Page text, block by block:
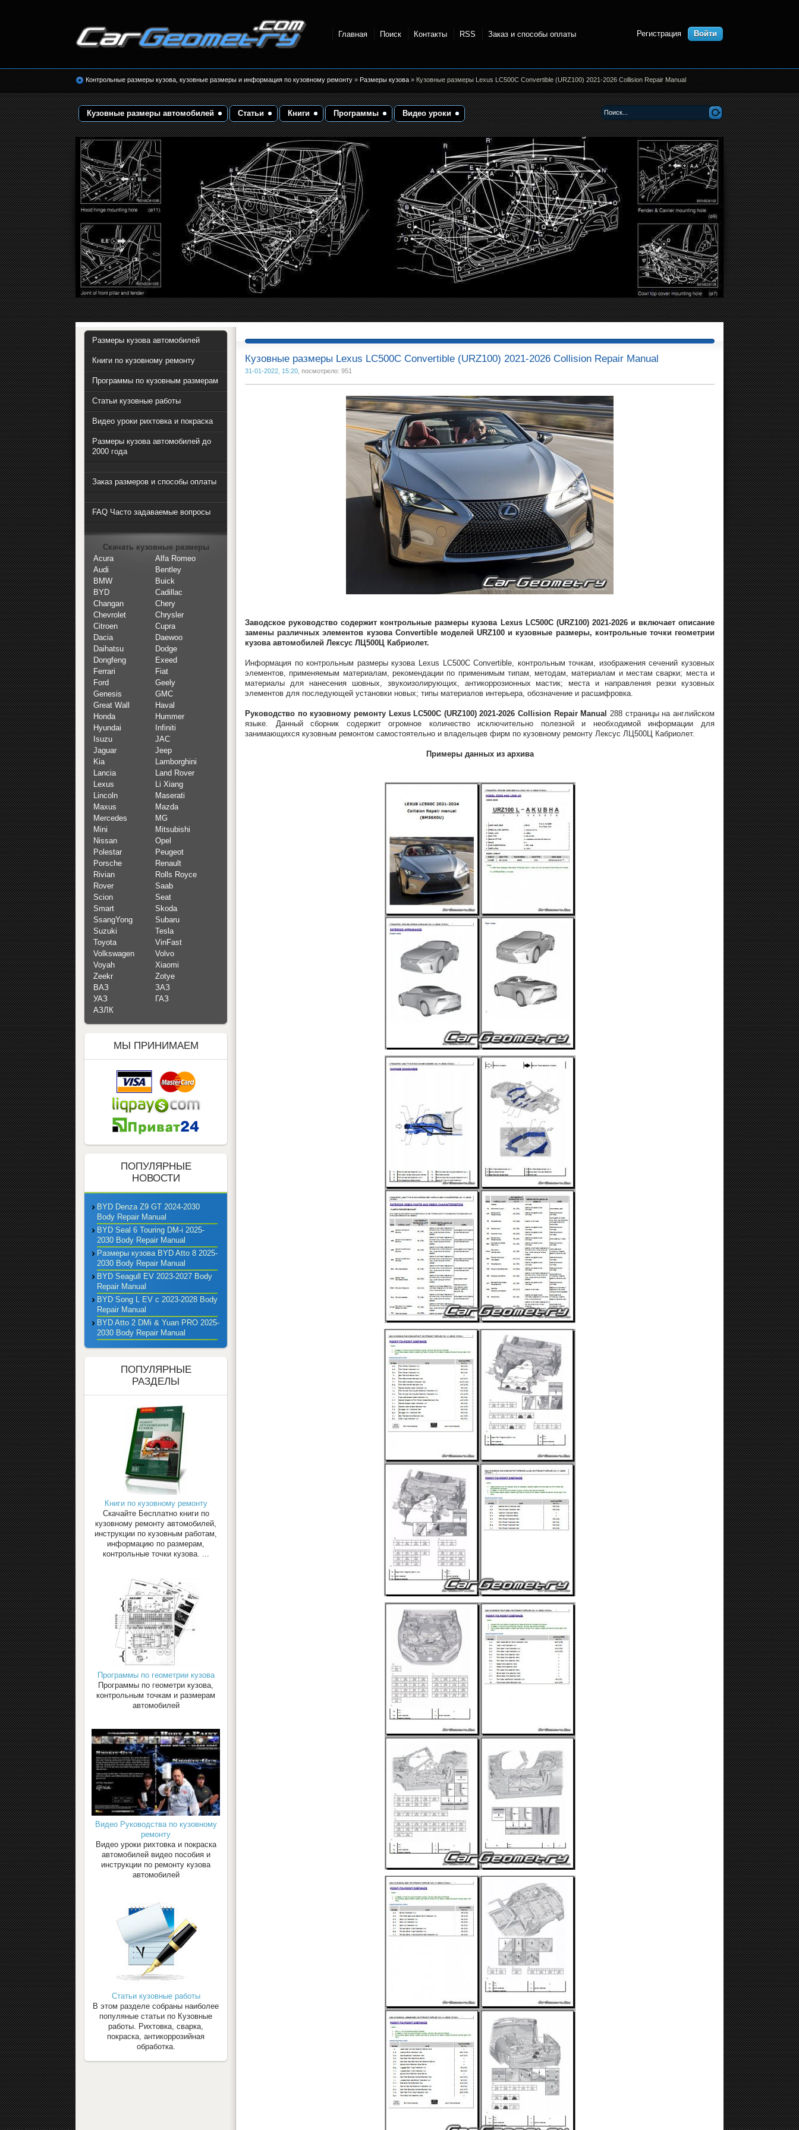
кузовные размеры. Геометрия кузова
Главная Поиск Контакты RSS Заказ и способы оплаты Регистрация Войти
Контрольные размеры кузова, кузовные размеры и информация по кузовному ремонту»Размеры кузова» Кузовные размеры Lexus LC500C Convertible (URZ100) 2021-2026 Collision Repair Manual
Кузовные размеры автомобилей Статьи Книги Программы Видео уроки
Кузовные размеры Lexus LC500C Convertible (URZ100) 2021-2026 Collision Repair Manual
31-01-2022, 15:20, посмотрело: 951
Заводское руководство содержит контрольные размеры кузова Lexus LC500C (URZ100) 2021-2026 и включает описание
замены различных элементов кузова Convertible моделей URZ100 и кузовные размеры, контрольные точки геометрии
кузова автомобилей Лексус ЛЦ500Ц Кабриолет.
Информация по контрольным размеры кузова Lexus LC500C Convertible, контрольным точкам, изображения сечений кузовных
элементов, применяемым материалам, рекомендации по применимым типам, методам, материалам и местам сварки; места и
материалы для нанесения шовных, звукоизолирующих, антикоррозионных мастик; места и направления резки кузовных
элементов для последующей установки новых; типы материалов интерьера, обозначение и расшифровка.
Руководство по кузовному ремонту Lexus LC500C (URZ100) 2021-2026 Collision Repair Manual
288 страницы на английском
языке. Данный сборник содержит огромное количество исключительно полезной и необходимой информации для
занимающихся кузовным ремонтом самостоятельно и владельцев фирм по кузовному ремонту Лексус ЛЦ500Ц Кабриолет.
Примеры данных из архива
Размеры кузова автомобилей
Книги по кузовному ремонту
Программы по кузовным размерам
Статьи кузовные работы
Видео уроки рихтовка и покраска
Размеры кузова автомобилей до
2000 года
Заказ размеров и способы оплаты
FAQ Часто задаваемые вопросы
Скачать кузовные размеры
Acura
Alfa Romeo
Audi
Bentley
BMW
Buick
BYD
Cadillac
Changan
Chery
Chevrolet
Chrysler
Citroen
Cupra
Dacia
Daewoo
Daihatsu
Dodge
Dongfeng
Exeed
Ferrari
Fiat
Ford
Geely
Genesis
GMC
Great Wall
Haval
Honda
Hummer
Hyundai
Infiniti
Isuzu
JAC
Jaguar
Jeep
Kia
Lamborghini
Lancia
Land Rover
Lexus
Li Xiang
Lincoln
Maserati
Maxus
Mazda
Mercedes
MG
Mini
Mitsubishi
Nissan
Opel
Polestar
Peugeot
Porsche
Renault
Rivian
Rolls Royce
Rover
Saab
Scion
Seat
Smart
Skoda
SsangYong
Subaru
Suzuki
Tesla
Toyota
VinFast
Volkswagen
Volvo
Voyah
Xiaomi
Zeekr
Zotye
ВАЗ
ЗАЗ
УАЗ
ГАЗ
АЗЛК
МЫ ПРИНИМАЕМ
ПОПУЛЯРНЫЕ
НОВОСТИ
BYD Denza Z9 GT 2024-2030
Body Repair Manual
BYD Seal 6 Touring DM-i 2025-
2030 Body Repair Manual
Размеры кузова BYD Atto 8 2025-
2030 Body Repair Manual
BYD Seagull EV 2023-2027 Body
Repair Manual
BYD Song L EV с 2023-2028 Body
Repair Manual
BYD Atto 2 DMi & Yuan PRO 2025-
2030 Body Repair Manual
ПОПУЛЯРНЫЕ
РАЗДЕЛЫ
Книги по кузовному ремонту
Скачайте Бесплатно книги по
кузовному ремонту автомобилей,
инструкции по кузовным работам,
информацию по размерам,
контрольные точки кузова. ...
Программы по геометрии кузова
Программы по геометри кузова,
контрольным точкам и размерам
автомобилей
Видео Руководства по кузовному
ремонту
Видео уроки рихтовка и покраска
автомобилей видео пособия и
инструкции по ремонту кузова
автомобилей
Статьи кузовные работы
В этом разделе собраны наиболее
популяные статьи по Кузовные
работы. Рихтовка, сварка,
покраска, антикоррозийная
обработка.